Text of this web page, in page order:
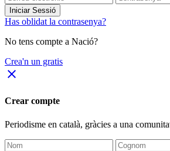
Iniciar Sessió
Has oblidat la contrasenya?
No tens compte a Nació?
Crea'n un gratis
close
Crear compte
Periodisme en català, gràcies a una